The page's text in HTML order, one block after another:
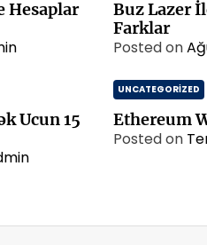
Hesaplar
Buz Lazer
Farklar
Posted on
Ucun 15
UNCATEGORIZED
Ethereum
Posted on